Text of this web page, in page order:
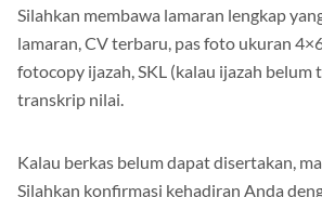
Silahkan membawa lamaran lengkap
lamaran, CV terbaru, pas foto ukuran
fotocopy ijazah, SKL (kalau ijazah belum
transkrip nilai.
Kalau berkas belum dapat disertakan,
Silahkan konfirmasi kehadiran Anda